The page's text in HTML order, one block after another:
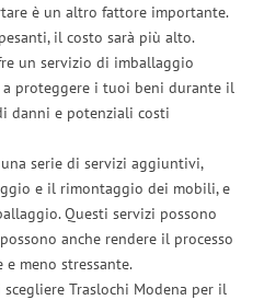
è un altro fattore importante.
il costo sarà più alto.
un servizio di imballaggio
a proteggere i tuoi beni durante il
danni e potenziali costi
serie di servizi aggiuntivi,
e il rimontaggio dei mobili, e
Questi servizi possono
anche rendere il processo
meno stressante.
Traslochi Modena per il